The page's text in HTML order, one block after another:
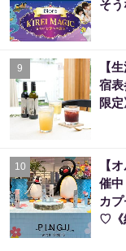
そう
9
【
宿表
限定
10
【
催
カ
♡《